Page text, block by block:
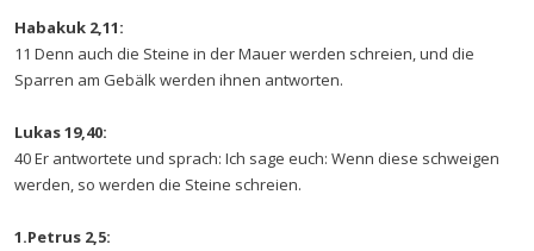
Habakuk 2,11:
11 Denn auch die Steine in der Mauer werden schreien, und die
Sparren am Gebälk werden ihnen antworten.
Lukas 19,40:
40 Er antwortete und sprach: Ich sage euch: Wenn diese schweigen
werden, so werden die Steine schreien.
1.Petrus 2,5: